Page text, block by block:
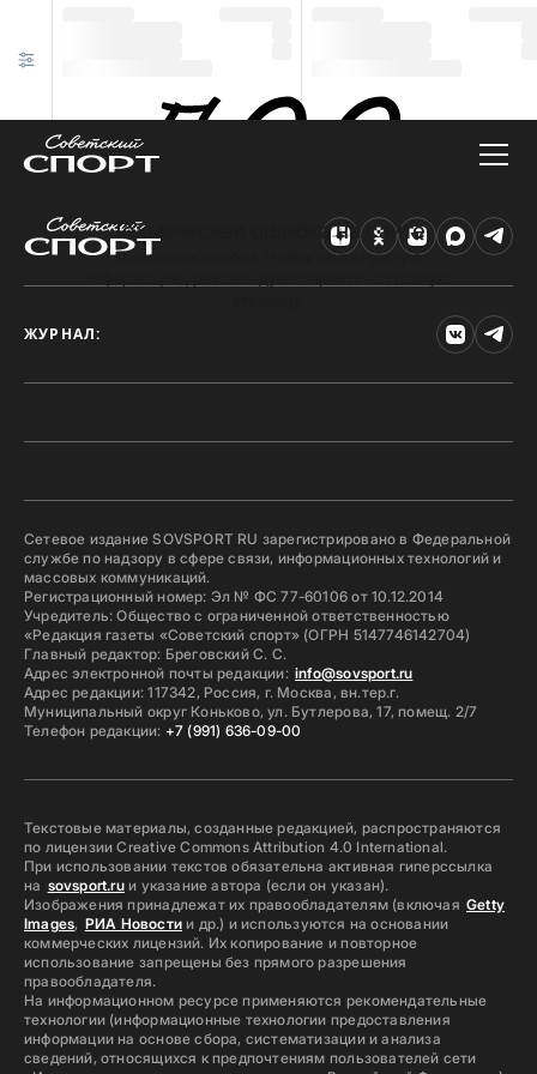
Техническая ошибка на сайте
Произошла ошибка. Чтобы найти нужную
ЖУРНАЛ:
Сетевое издание SOVSPORT RU зарегистрировано в Федеральной
службе по надзору в сфере связи, информационных технологий и
массовых коммуникаций.
Регистрационный номер: Эл № ФС 77-60106 от 10.12.2014
Учредитель: Общество с ограниченной ответственностью
«Редакция газеты «Советский спорт» (ОГРН 5147746142704)
Главный редактор: Бреговский С. С.
Адрес электронной почты редакции: info@sovsport.ru
Адрес редакции: 117342, Россия, г. Москва, вн.тер.г.
Муниципальный округ Коньково, ул. Бутлерова, 17, помещ. 2/7
Телефон редакции: +7 (991) 636-09-00
Текстовые материалы, созданные редакцией, распространяются
по лицензии Creative Commons Attribution 4.0 International.
При использовании текстов обязательна активная гиперссылка
на sovsport.ruи указание автора (если он указан).
Изображения принадлежат их правообладателям (включая Getty
Images, РИА Новостии др.) и используются на основании
коммерческих лицензий. Их копирование и повторное
использование запрещены без прямого разрешения
правообладателя.
На информационном ресурсе применяются рекомендательные
технологии (информационные технологии предоставления
информации на основе сбора, систематизации и анализа
сведений, относящихся к предпочтениям пользователей сети